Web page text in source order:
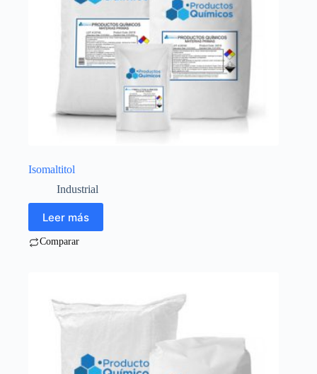
Isomaltitol
Industrial
Leer más
Comparar